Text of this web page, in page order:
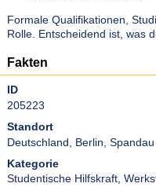
Formale Qualifikationen,
Rolle. Entscheidend ist, was
Fakten
ID
205223
Standort
Deutschland, Berlin, Spandau
Kategorie
Studentische Hilfskraft,